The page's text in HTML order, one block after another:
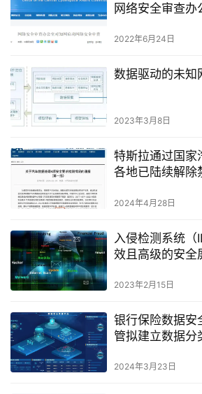
网络安全审查办
2022年6月24日
数据驱动的未知
2023年3月8日
特斯拉通过国家
各地已陆续解除
2024年4月28日
入侵检测系统（
效且高级的安全
2023年2月15日
银行保险数据安
管拟建立数据分
2024年3月23日